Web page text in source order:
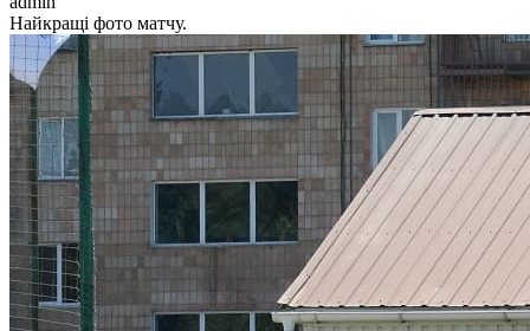
Найкращі фото матчу.